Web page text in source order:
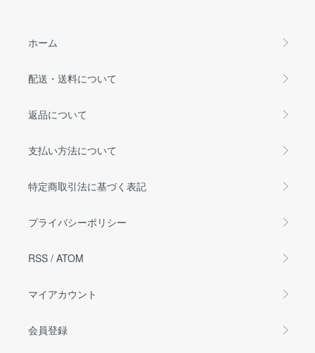
ホーム
配送・送料について
返品について
支払い方法について
特定商取引法に基づく表記
プライバシーポリシー
RSS / ATOM
マイアカウント
会員登録